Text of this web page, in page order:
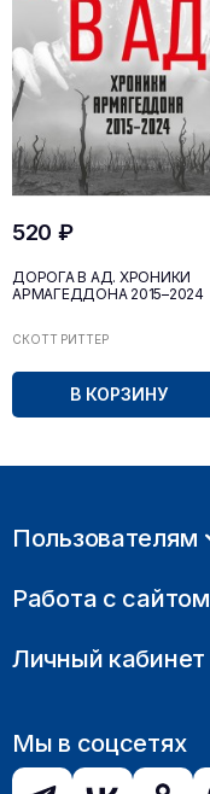
520 ₽
ДОРОГА В АД. ХРОНИКИ
АРМАГЕДДОНА 2015–2024
СКОТТ РИТТЕР
В КОРЗИНУ
Пользователям
Работа с сайтом
Личный кабинет
Мы в соцсетях